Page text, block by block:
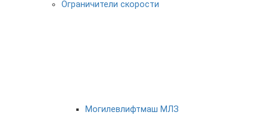
Ограничители скорости
Могилевлифтмаш МЛЗ